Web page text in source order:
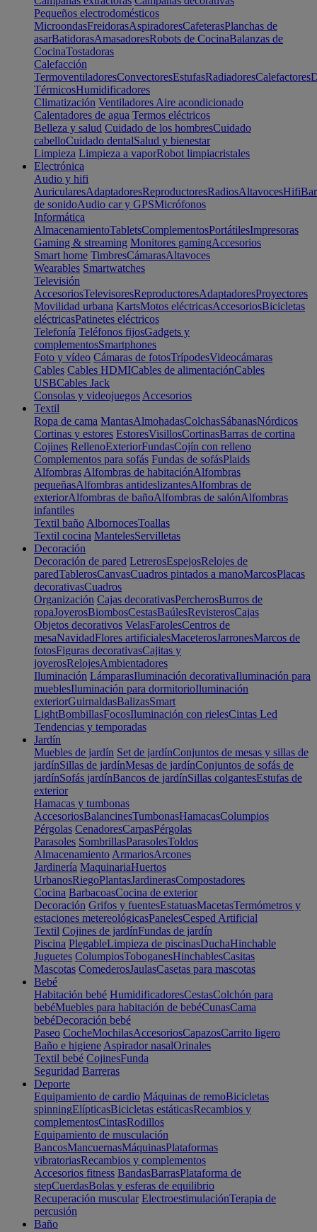
Pequeños electrodomésticos
MicroondasFreidorasAspiradoresCafeterasPlanchas de
asarBatidorasAmasadoresRobots de CocinaBalanzas de
CocinaTostadoras
Calefacción
TermoventiladoresConvectoresEstufasRadiadoresCalefactores
TérmicosHumidificadores
Climatización Ventiladores Aire acondicionado
Calentadores de agua Termos eléctricos
Belleza y salud Cuidado de los hombresCuidado
cabelloCuidado dentalSalud y bienestar
Limpieza Limpieza a vaporRobot limpiacristales
Electrónica
Audio y hifi
AuricularesAdaptadoresReproductoresRadiosAltavocesHifi
de sonidoAudio car y GPSMicrófonos
Informática
AlmacenamientoTabletsComplementosPortátilesImpresoras
Gaming & streaming Monitores gamingAccesorios
Smart home TimbresCámarasAltavoces
Wearables Smartwatches
Televisión
AccesoriosTelevisoresReproductoresAdaptadoresProyectores
Movilidad urbana KartsMotos eléctricasAccesoriosBicicletas
eléctricasPatinetes eléctricos
Telefonía Teléfonos fijosGadgets y
complementosSmartphones
Foto y vídeo Cámaras de fotosTrípodesVideocámaras
Cables Cables HDMICables de alimentaciónCables
USBCables Jack
Consolas y videojuegos Accesorios
Textil
Ropa de cama MantasAlmohadasColchasSábanasNórdicos
Cortinas y estores EstoresVisillosCortinasBarras de cortina
Cojines RellenoExteriorFundasCojín con relleno
Complementos para sofás Fundas de sofásPlaids
Alfombras Alfombras de habitaciónAlfombras
pequeñasAlfombras antideslizantesAlfombras de
exteriorAlfombras de bañoAlfombras de salónAlfombras
infantiles
Textil baño AlbornocesToallas
Textil cocina MantelesServilletas
Decoración
Decoración de pared LetrerosEspejosRelojes de
paredTablerosCanvasCuadros pintados a manoMarcosPlacas
decorativasCuadros
Organización Cajas decorativasPercherosBurros de
ropaJoyerosBiombosCestasBaúlesRevisterosCajas
Objetos decorativos VelasFarolesCentros de
mesaNavidadFlores artificialesMaceterosJarronesMarcos de
fotosFiguras decorativasCajitas y
joyerosRelojesAmbientadores
Iluminación LámparasIluminación decorativaIluminación para
mueblesIluminación para dormitorioIluminación
exteriorGuirnaldasBalizasSmart
LightBombillasFocosIluminación con rielesCintas Led
Tendencias y temporadas
Jardín
Muebles de jardín Set de jardínConjuntos de mesas y sillas de
jardínSillas de jardínMesas de jardínConjuntos de sofás de
jardínSofás jardínBancos de jardínSillas colgantesEstufas de
exterior
Hamacas y tumbonas
AccesoriosBalancinesTumbonasHamacasColumpios
Pérgolas CenadoresCarpasPérgolas
Parasoles SombrillasParasolesToldos
Almacenamiento ArmariosArcones
Jardinería MaquinariaHuertos
UrbanosRiegoPlantasJardinerasCompostadores
Cocina BarbacoasCocina de exterior
Decoración Grifos y fuentesEstatuasMacetasTermómetros y
estaciones metereológicasPanelesCesped Artificial
Textil Cojines de jardínFundas de jardín
Piscina PlegableLimpieza de piscinasDuchaHinchable
Juguetes ColumpiosToboganesHinchablesCasitas
Mascotas ComederosJaulasCasetas para mascotas
Bebé
Habitación bebé HumidificadoresCestasColchón para
bebéMuebles para habitación de bebéCunasCama
bebéDecoración bebé
Paseo CocheMochilasAccesoriosCapazosCarrito ligero
Baño e higiene Aspirador nasalOrinales
Textil bebé CojinesFunda
Seguridad Barreras
Deporte
Equipamiento de cardio Máquinas de remoBicicletas
spinningElípticasBicicletas estáticasRecambios y
complementosCintasRodillos
Equipamiento de musculación
BancosMancuernasMáquinasPlataformas
vibratoriasRecambios y complementos
Accesorios fitness BandasBarrasPlataforma de
stepCuerdasBolas y esferas de equilibrio
Recuperación muscular ElectroestimulaciónTerapia de
percusión
Baño